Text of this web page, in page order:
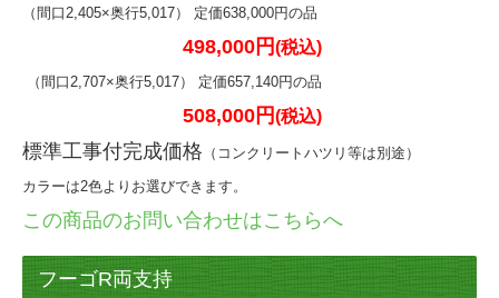
（間口2,405×奥行5,017） 定価638,000円の品
498,000 円(税込)
（間口2,707×奥行5,017） 定価657,140円の品
508,000 円(税込)
標準工事付完成価格 （コンクリートハツリ等は別途）
カラーは2色よりお選びできます。
この商品のお問い合わせはこちらへ
フーゴR両支持